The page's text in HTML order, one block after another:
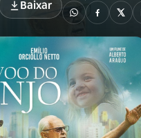
Baixar